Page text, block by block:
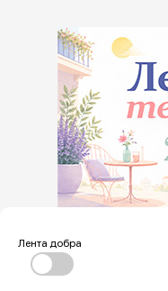
Лента добра